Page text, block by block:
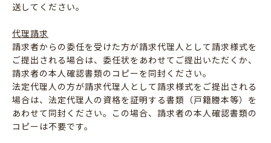
送してください。
代理請求
請求者からの委任を受けた方が請求代理人として請求様式を
ご提出される場合は、委任状をあわせてご提出いただくか、
請求者の本人確認書類のコピーを同封ください。
法定代理人の方が請求代理人として請求様式をご提出される
場合は、法定代理人の資格を証明する書類（戸籍謄本等）を
あわせて同封ください。この場合、請求者の本人確認書類の
コピーは不要です。